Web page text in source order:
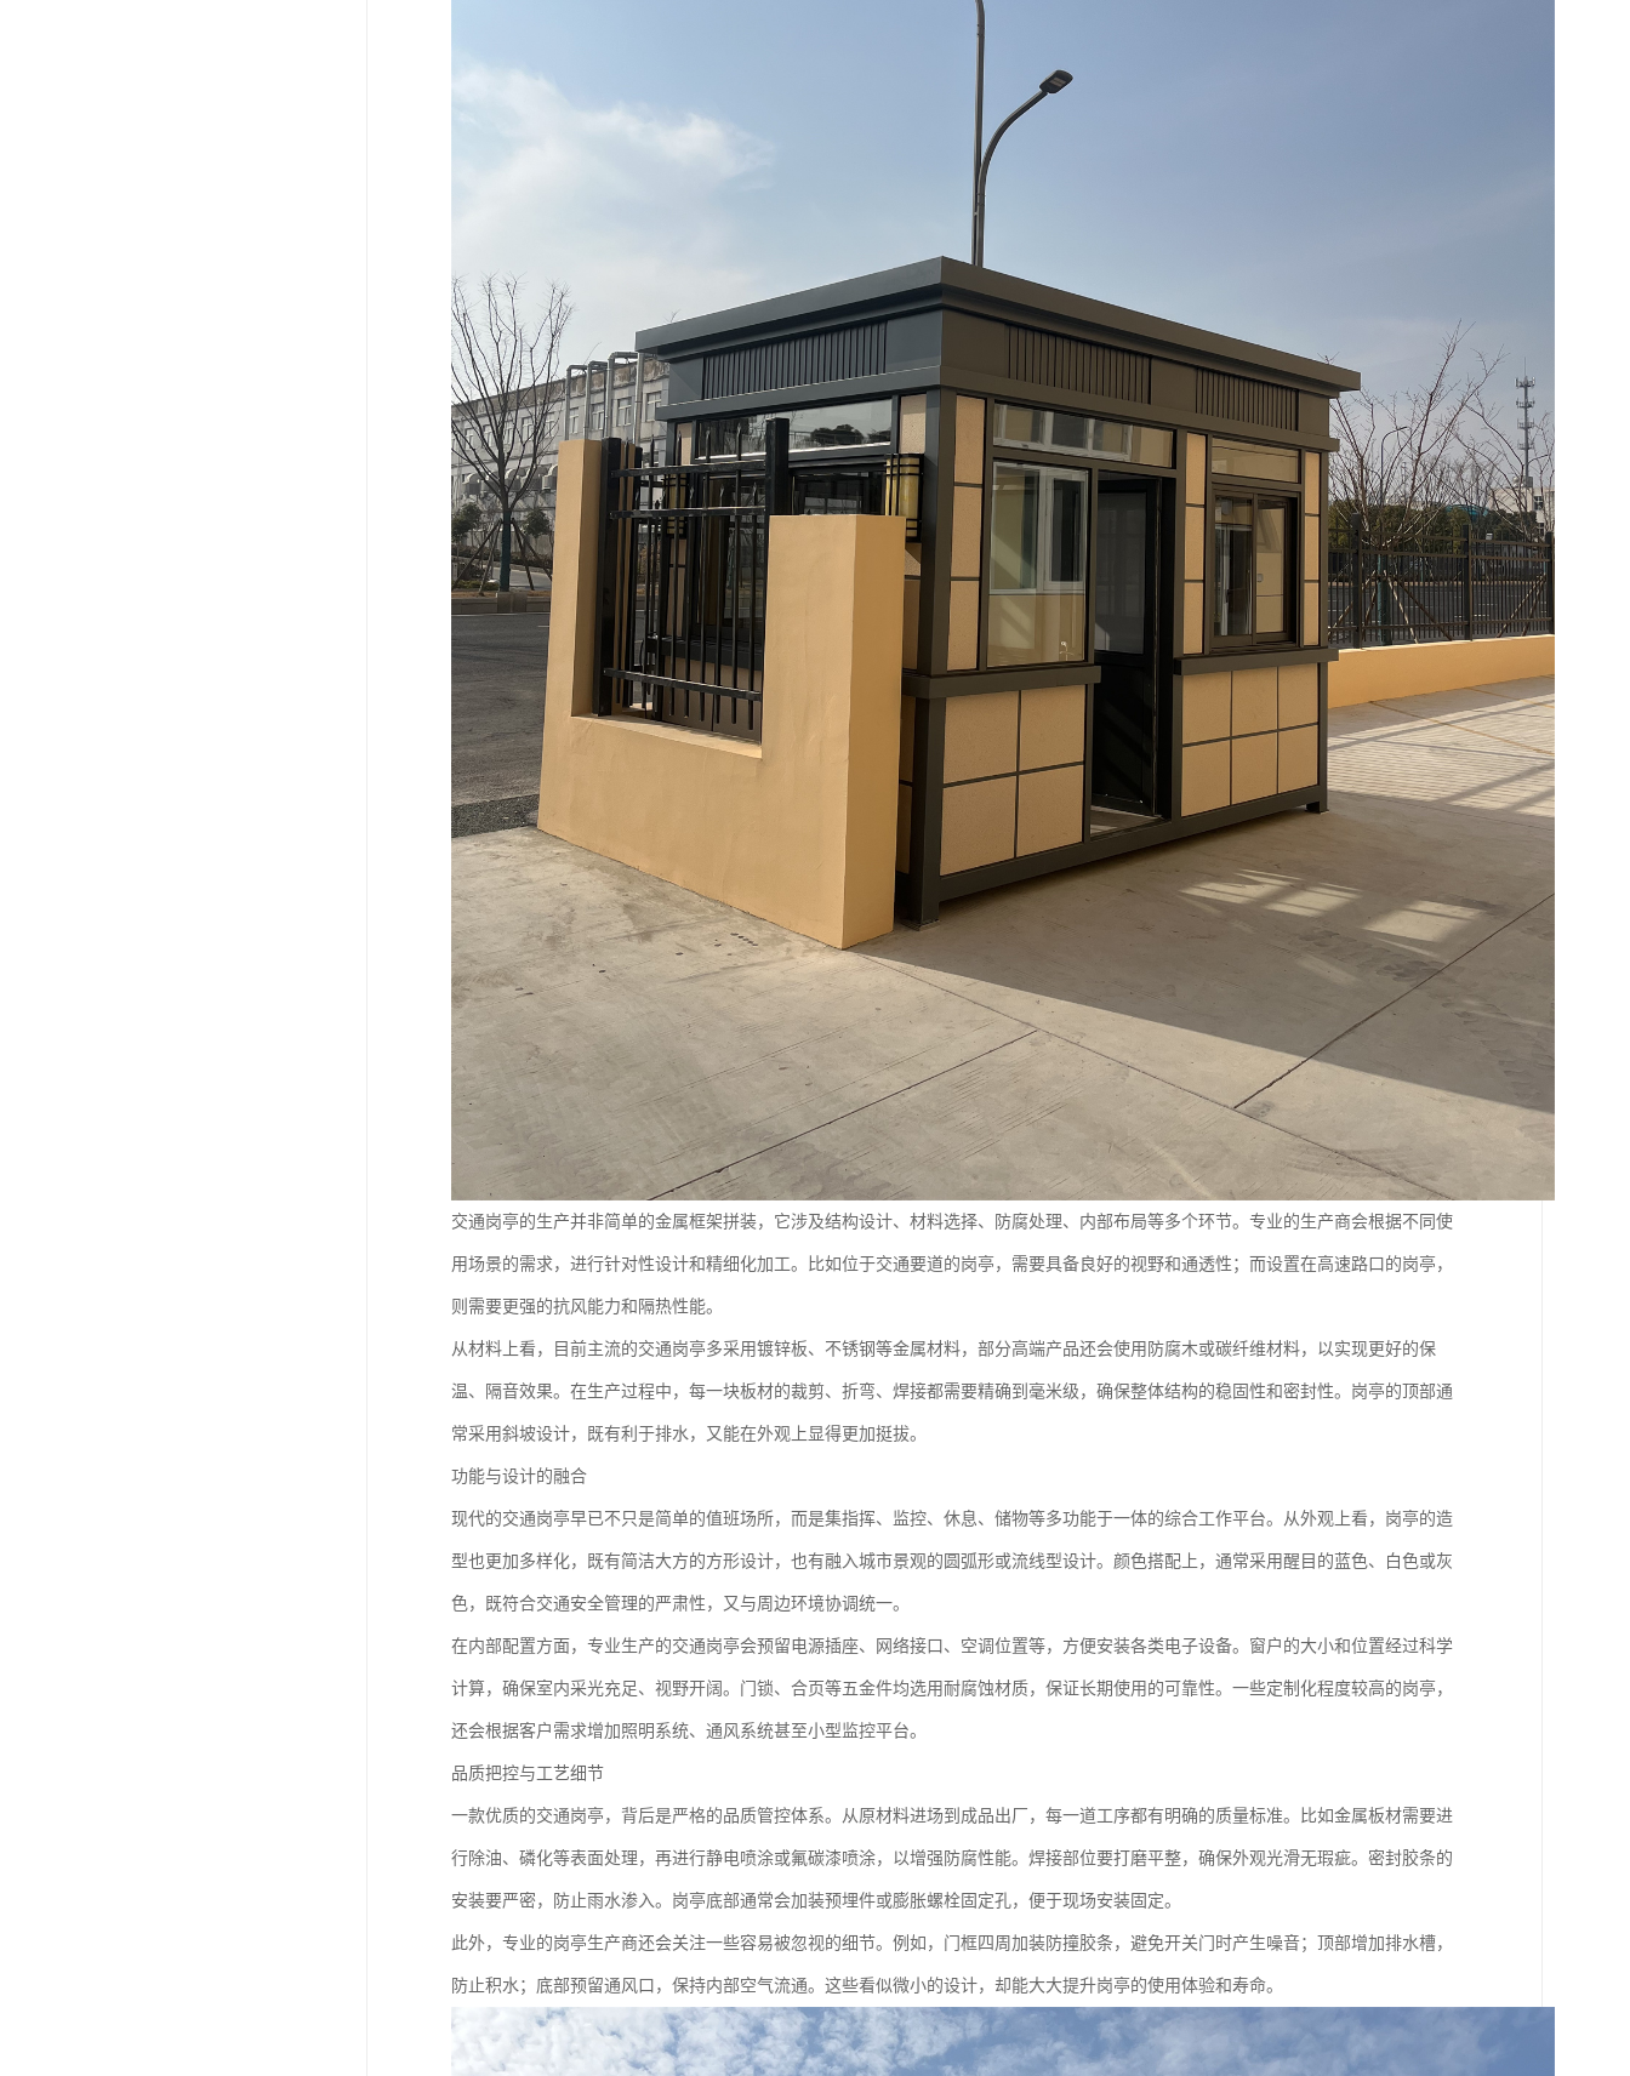
交通岗亭的生产并非简单的金属框架拼装，它涉及结构设计、材料选择、防腐处理、内部布局等多个环节。专业的生产商会根据不同使
用场景的需求，进行针对性设计和精细化加工。比如位于交通要道的岗亭，需要具备良好的视野和通透性；而设置在高速路口的岗亭，
则需要更强的抗风能力和隔热性能。
从材料上看，目前主流的交通岗亭多采用镀锌板、不锈钢等金属材料，部分高端产品还会使用防腐木或碳纤维材料，以实现更好的保
温、隔音效果。在生产过程中，每一块板材的裁剪、折弯、焊接都需要精确到毫米级，确保整体结构的稳固性和密封性。岗亭的顶部通
常采用斜坡设计，既有利于排水，又能在外观上显得更加挺拔。
功能与设计的融合
现代的交通岗亭早已不只是简单的值班场所，而是集指挥、监控、休息、储物等多功能于一体的综合工作平台。从外观上看，岗亭的造
型也更加多样化，既有简洁大方的方形设计，也有融入城市景观的圆弧形或流线型设计。颜色搭配上，通常采用醒目的蓝色、白色或灰
色，既符合交通安全管理的严肃性，又与周边环境协调统一。
在内部配置方面，专业生产的交通岗亭会预留电源插座、网络接口、空调位置等，方便安装各类电子设备。窗户的大小和位置经过科学
计算，确保室内采光充足、视野开阔。门锁、合页等五金件均选用耐腐蚀材质，保证长期使用的可靠性。一些定制化程度较高的岗亭，
还会根据客户需求增加照明系统、通风系统甚至小型监控平台。
品质把控与工艺细节
一款优质的交通岗亭，背后是严格的品质管控体系。从原材料进场到成品出厂，每一道工序都有明确的质量标准。比如金属板材需要进
行除油、磷化等表面处理，再进行静电喷涂或氟碳漆喷涂，以增强防腐性能。焊接部位要打磨平整，确保外观光滑无瑕疵。密封胶条的
安装要严密，防止雨水渗入。岗亭底部通常会加装预埋件或膨胀螺栓固定孔，便于现场安装固定。
此外，专业的岗亭生产商还会关注一些容易被忽视的细节。例如，门框四周加装防撞胶条，避免开关门时产生噪音；顶部增加排水槽，
防止积水；底部预留通风口，保持内部空气流通。这些看似微小的设计，却能大大提升岗亭的使用体验和寿命。